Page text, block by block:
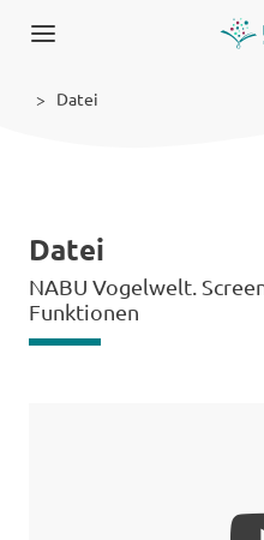
Datei
Datei
NABU Vogelwelt.
Funktionen